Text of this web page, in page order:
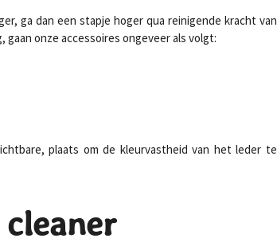
ga dan een stapje hoger qua reinigende kracht van
onze accessoires ongeveer als volgt:
plaats om de kleurvastheid van het leder te